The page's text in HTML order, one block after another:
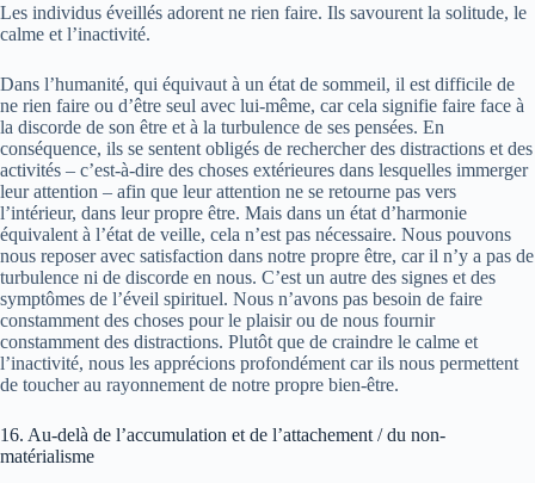
Les individus éveillés adorent ne rien faire. Ils savourent la solitude, le
calme et l’inactivité.
Dans l’humanité, qui équivaut à un état de sommeil, il est difficile de
ne rien faire ou d’être seul avec lui-même, car cela signifie faire face à
la discorde de son être et à la turbulence de ses pensées. En
conséquence, ils se sentent obligés de rechercher des distractions et des
activités – c’est-à-dire des choses extérieures dans lesquelles immerger
leur attention – afin que leur attention ne se retourne pas vers
l’intérieur, dans leur propre être. Mais dans un état d’harmonie
équivalent à l’état de veille, cela n’est pas nécessaire. Nous pouvons
nous reposer avec satisfaction dans notre propre être, car il n’y a pas de
turbulence ni de discorde en nous. C’est un autre des signes et des
symptômes de l’éveil spirituel. Nous n’avons pas besoin de faire
constamment des choses pour le plaisir ou de nous fournir
constamment des distractions. Plutôt que de craindre le calme et
l’inactivité, nous les apprécions profondément car ils nous permettent
de toucher au rayonnement de notre propre bien-être.
16. Au-delà de l’accumulation et de l’attachement / du non-
matérialisme